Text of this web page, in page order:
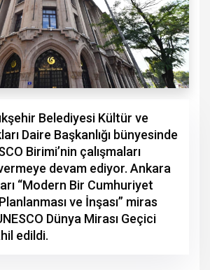
Belediyesi Kültür ve
Daire Başkanlığı bünyesinde
Birimi’nin çalışmaları
devam ediyor. Ankara
“Modern Bir Cumhuriyet
ve İnşası” miras
Dünya Mirası Geçici
edildi.